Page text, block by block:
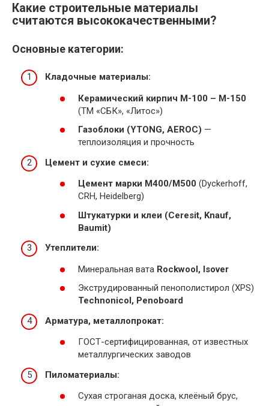
Какие строительные материалы
считаются высококачественными?
Основные категории:
Кладочные материалы:
Керамический кирпич М-100 – М-150
(ТМ «СБК», «Литос»)
Газоблоки (YTONG, AEROC) —
теплоизоляция и прочность
Цемент и сухие смеси:
Цемент марки М400/М500 (Dyckerhoff,
CRH, Heidelberg)
Штукатурки и клеи (Ceresit, Knauf,
Baumit)
Утеплители:
Минеральная вата Rockwool, Isover
Экструдированный пенополистирол (XPS)
Technonicol, Penoboard
Арматура, металлопрокат:
ГОСТ-сертифицированная, от известных
металлургических заводов
Пиломатериалы:
Сухая строганая доска, клеёный брус,